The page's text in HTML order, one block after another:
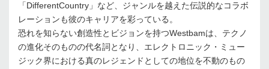
「DifferentCountry」など、ジャンルを越えた伝説的なコラボ
レーションも彼のキャリアを彩っている。
恐れを知らない創造性とビジョンを持つWestbamは、テクノ
の進化そのものの代名詞となり、エレクトロニック・ミュー
ジック界における真のレジェンドとしての地位を不動のもの